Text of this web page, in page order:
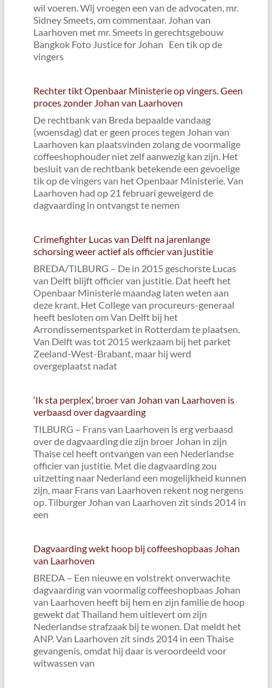
wil voeren. Wij vroegen een van de advocaten, mr.
Sidney Smeets, om commentaar. Johan van
Laarhoven met mr. Smeets in gerechtsgebouw
Bangkok Foto Justice for Johan Een tik op de
vingers
Rechter tikt Openbaar Ministerie op vingers. Geen
proces zonder Johan van Laarhoven
De rechtbank van Breda bepaalde vandaag
(woensdag) dat er geen proces tegen Johan van
Laarhoven kan plaatsvinden zolang de voormalige
coffeeshophouder niet zelf aanwezig kan zijn. Het
besluit van de rechtbank betekende een gevoelige
tik op de vingers van het Openbaar Ministerie. Van
Laarhoven had op 21 februari geweigerd de
dagvaarding in ontvangst te nemen
Crimefighter Lucas van Delft na jarenlange
schorsing weer actief als officier van justitie
BREDA/TILBURG – De in 2015 geschorste Lucas
van Delft blijft officier van justitie. Dat heeft het
Openbaar Ministerie maandag laten weten aan
deze krant. Het College van procureurs-generaal
heeft besloten om Van Delft bij het
Arrondissementsparket in Rotterdam te plaatsen.
Van Delft was tot 2015 werkzaam bij het parket
Zeeland-West-Brabant, maar hij werd
overgeplaatst nadat
‘Ik sta perplex’, broer van Johan van Laarhoven is
verbaasd over dagvaarding
TILBURG – Frans van Laarhoven is erg verbaasd
over de dagvaarding die zijn broer Johan in zijn
Thaise cel heeft ontvangen van een Nederlandse
officier van justitie. Met die dagvaarding zou
uitzetting naar Nederland een mogelijkheid kunnen
zijn, maar Frans van Laarhoven rekent nog nergens
op. Tilburger Johan van Laarhoven zit sinds 2014 in
een
Dagvaarding wekt hoop bij coffeeshopbaas Johan
van Laarhoven
BREDA – Een nieuwe en volstrekt onverwachte
dagvaarding van voormalig coffeeshopbaas Johan
van Laarhoven heeft bij hem en zijn familie de hoop
gewekt dat Thailand hem uitlevert om zijn
Nederlandse strafzaak bij te wonen. Dat meldt het
ANP. Van Laarhoven zit sinds 2014 in een Thaise
gevangenis, omdat hij daar is veroordeeld voor
witwassen van